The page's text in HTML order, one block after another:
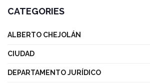
CATEGORIES
ALBERTO CHEJOLÁN
CIUDAD
DEPARTAMENTO JURÍDICO